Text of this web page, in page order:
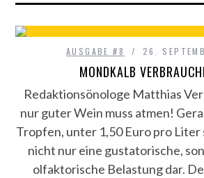
AUSGABE #8 26.
MONDKALB
Redaktionsönologe Matthias
nur guter Wein muss atmen!
Tropfen, unter 1,50 Euro pro Liter
nicht nur eine gustatorische,
olfaktorische Belastung dar.